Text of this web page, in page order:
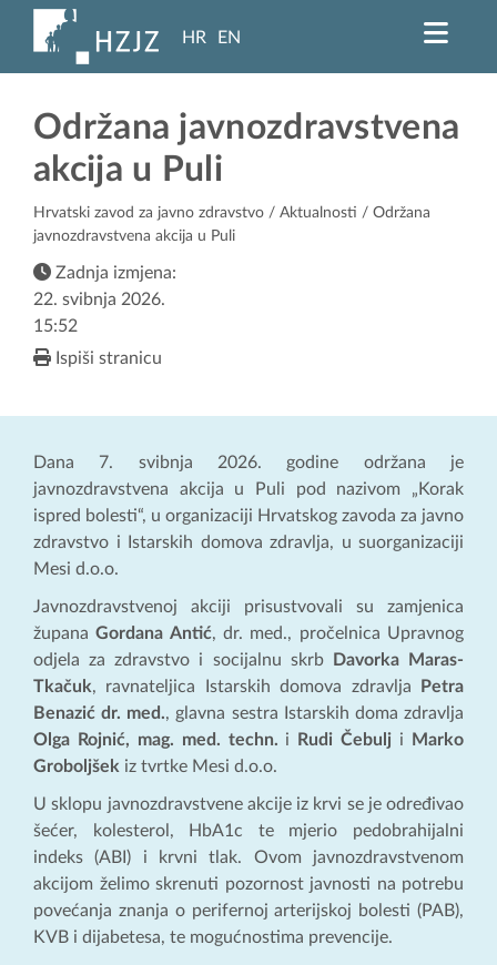
HR EN
Održana javnozdravstvena
akcija u Puli
Hrvatski zavod za javno zdravstvo / Aktualnosti / Održana
javnozdravstvena akcija u Puli
Zadnja izmjena:
22. svibnja 2026.
15:52
Ispiši stranicu
Dana 7. svibnja 2026. godine održana je
javnozdravstvena akcija u Puli pod nazivom „Korak
ispred bolesti“, u organizaciji Hrvatskog zavoda za javno
zdravstvo i Istarskih domova zdravlja, u suorganizaciji
Mesi d.o.o.
Javnozdravstvenoj akciji prisustvovali su zamjenica
županaGordana Antić, dr. med., pročelnica Upravnog
odjela za zdravstvo i socijalnu skrb
Davorka Maras-
Tkačuk, ravnateljica Istarskih domova zdravlja
Petra
Benazić dr. med., glavna sestra Istarskih doma zdravlja
Olga Rojnić, mag. med. techn. i Rudi Čebulj i
Marko
Groboljšek iz tvrtke Mesi d.o.o.
U sklopu javnozdravstvene akcije iz krvi se je određivao
šećer, kolesterol, HbA1c te mjerio pedobrahijalni
indeks (ABI) i krvni tlak. Ovom javnozdravstvenom
akcijom želimo skrenuti pozornost javnosti na potrebu
povećanja znanja o perifernoj arterijskoj bolesti (PAB),
KVB i dijabetesa, te mogućnostima prevencije.